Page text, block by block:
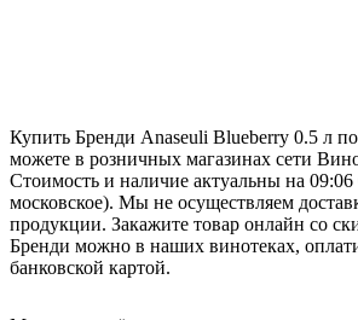
Купить Бренди Anaseuli Blueberry 0.5 л
можете в розничных магазинах сети
Стоимость и наличие актуальны на
московское). Мы не осуществляем
продукции. Закажите товар онлайн со
Бренди можно в наших винотеках,
банковской картой.